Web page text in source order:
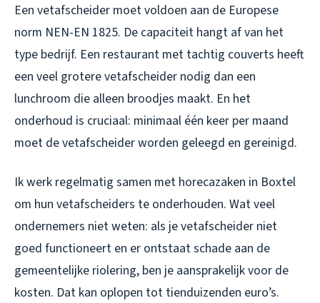
Een vetafscheider moet voldoen aan de Europese
norm NEN-EN 1825. De capaciteit hangt af van het
type bedrijf. Een restaurant met tachtig couverts heeft
een veel grotere vetafscheider nodig dan een
lunchroom die alleen broodjes maakt. En het
onderhoud is cruciaal: minimaal één keer per maand
moet de vetafscheider worden geleegd en gereinigd.
Ik werk regelmatig samen met horecazaken in Boxtel
om hun vetafscheiders te onderhouden. Wat veel
ondernemers niet weten: als je vetafscheider niet
goed functioneert en er ontstaat schade aan de
gemeentelijke riolering, ben je aansprakelijk voor de
kosten. Dat kan oplopen tot tienduizenden euro’s.